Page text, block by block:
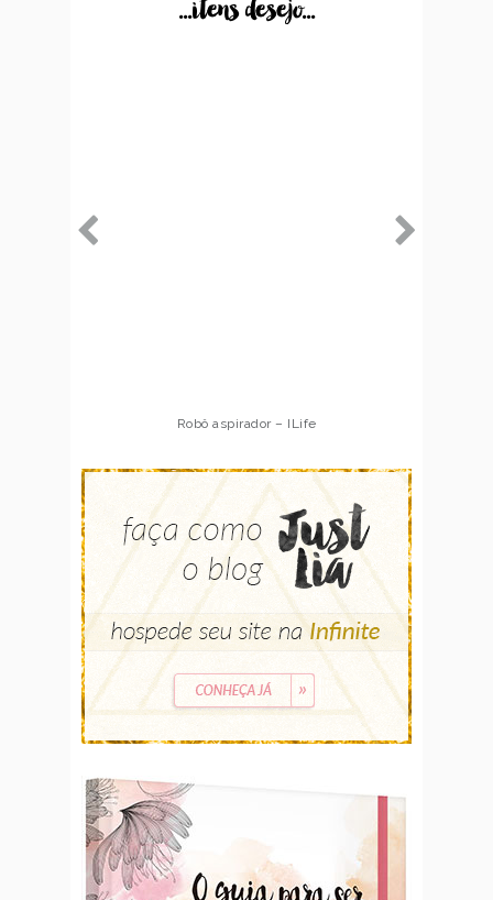
...itens desejo...
Robô aspirador – ILife